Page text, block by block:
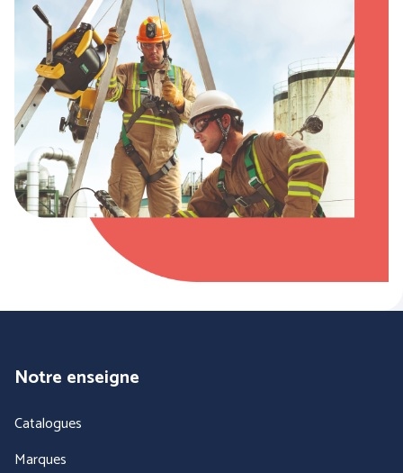
COFRA ENGEL WORKWEAR
Notre enseigne
Catalogues
Marques